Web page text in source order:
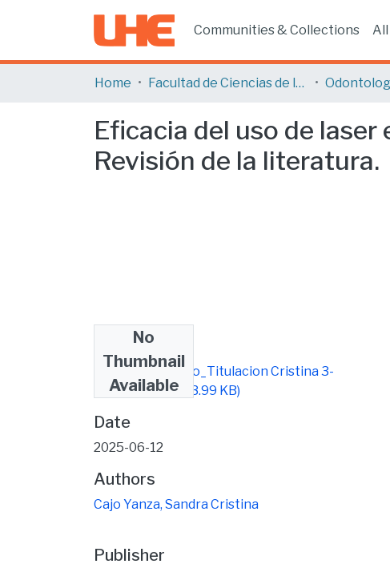
Communities & Collections All
Home Facultad de Ciencias de la Salud
Eficacia del uso de
Revisión de la literatura.
No
Thumbnail
Available
Formato_Trabajo_Titulacion Cristina 3-
signed (1).pdf(283.99 KB)
Date
2025-06-12
Authors
Cajo Yanza, Sandra Cristina
Publisher